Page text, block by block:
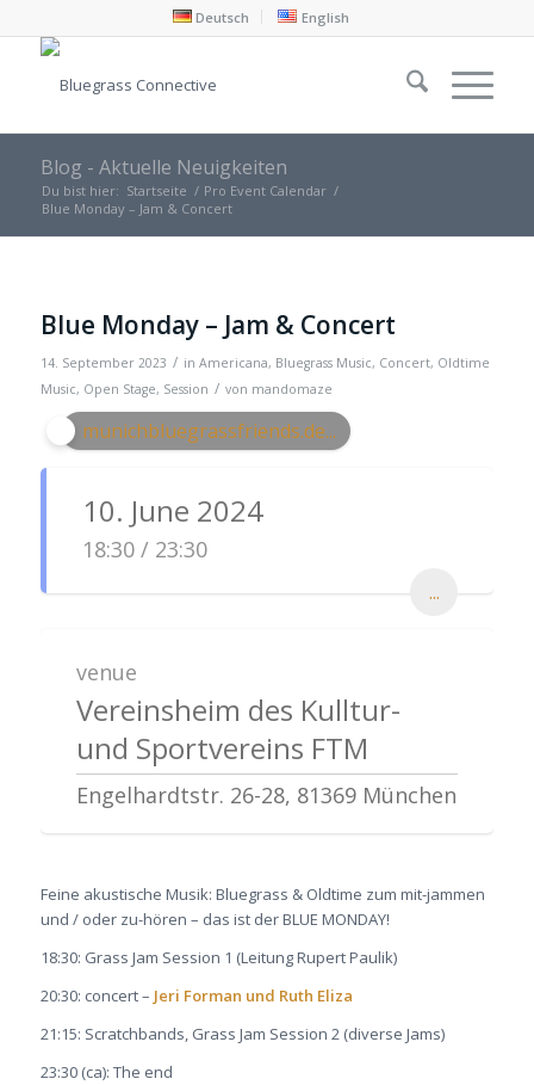
Deutsch English
Blog - Aktuelle Neuigkeiten
Du bist hier: Startseite / Pro Event Calendar /
Blue Monday – Jam & Concert
Blue Monday – Jam & Concert
14. September 2023 / in Americana, Bluegrass Music, Concert, Oldtime
Music, Open Stage, Session / von mandomaze
munichbluegrassfriends.de...
10. June 2024
18:30 / 23:30
...
venue
Vereinsheim des Kulltur-
und Sportvereins FTM
Engelhardtstr. 26-28, 81369 München
Feine akustische Musik: Bluegrass & Oldtime zum mit-jammen
und / oder zu-hören – das ist der BLUE MONDAY!
18:30: Grass Jam Session 1 (Leitung Rupert Paulik)
20:30: concert – Jeri Forman und Ruth Eliza
21:15: Scratchbands, Grass Jam Session 2 (diverse Jams)
23:30 (ca): The end